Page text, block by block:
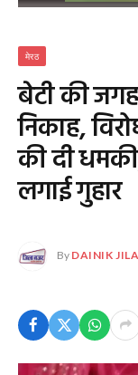
मेरठ
बेटी की
निकाह,
की दी
लगाई गुहार
By DAINIK